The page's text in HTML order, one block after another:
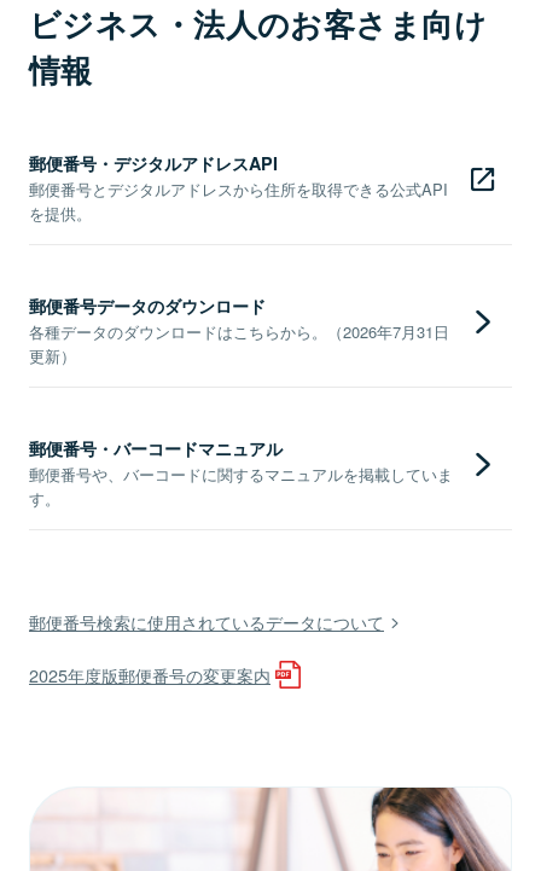
ビジネス・法人のお客さま向け
情報
郵便番号・デジタルアドレスAPI
郵便番号とデジタルアドレスから住所を取得できる公式API
を提供。
郵便番号データのダウンロード
各種データのダウンロードはこちらから。（2026年7月31日
更新）
郵便番号・バーコードマニュアル
郵便番号や、バーコードに関するマニュアルを掲載していま
す。
郵便番号検索に使用されているデータについて
2025年度版郵便番号の変更案内